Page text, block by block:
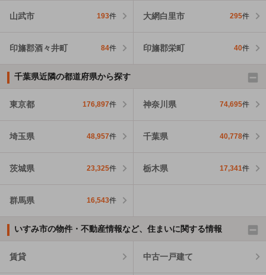
山武市 193件 大網白里市 295件
印旛郡酒々井町 84件 印旛郡栄町 40件
千葉県近隣の都道府県から探す
東京都 176,897件 神奈川県 74,695件
埼玉県 48,957件 千葉県 40,778件
茨城県 23,325件 栃木県 17,341件
群馬県 16,543件
いすみ市の物件・不動産情報など、住まいに関する情報
賃貸 中古一戸建て